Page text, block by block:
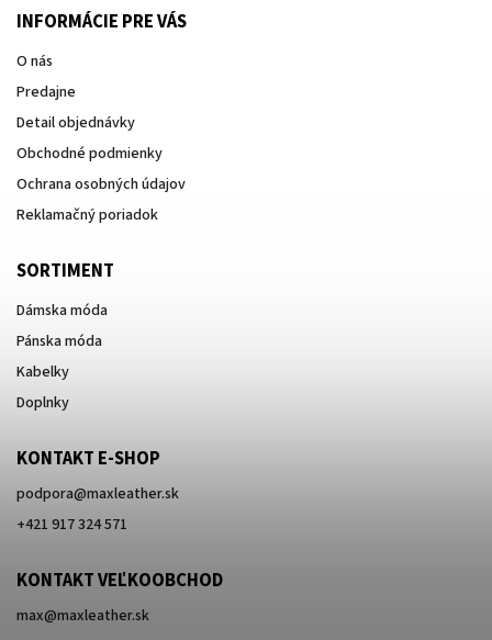
INFORMÁCIE PRE VÁS
O nás
Predajne
Detail objednávky
Obchodné podmienky
Ochrana osobných údajov
Reklamačný poriadok
SORTIMENT
Dámska móda
Pánska móda
Kabelky
Doplnky
KONTAKT E-SHOP
podpora@maxleather.sk
+421 917 324 571
KONTAKT VEĽKOOBCHOD
max@maxleather.sk